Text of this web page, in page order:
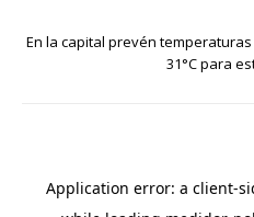
En la capital prevén
31°C para